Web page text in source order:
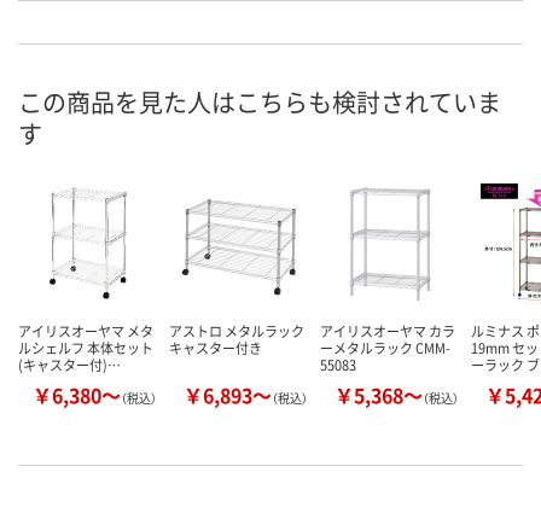
号
お届け日
数量
カゴへ カ
この商品を見た人はこちらも検討されていま
す
アイリスオーヤマ メタ
ルシェルフ 本体セット
(キャスター付)…
￥6,380～（税込）
アストロ メタルラック
キャスター付き
￥6,893～（税込）
アイリスオーヤマ カラ
ーメタルラック CMM-
55083
￥5,368～（税込）
ルミナス
19mm セ
ーラック
￥